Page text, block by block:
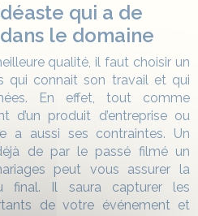
qui a de
le domaine
qualité, il faut choisir un
qui connait son travail et qui
En effet, tout comme
d’un produit d’entreprise ou
a aussi ses contraintes. Un
de par le passé filmé un
peut vous assurer la
final. Il saura capturer les
de votre événement et